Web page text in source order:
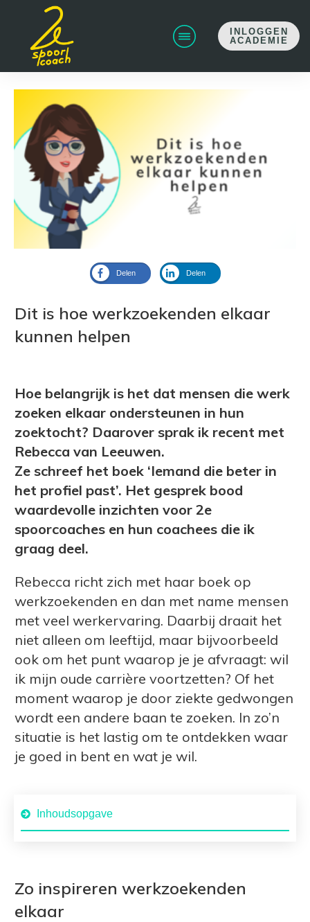
INLOGGEN
ACADEMIE
Delen Delen
Dit is hoe werkzoekenden elkaar
kunnen helpen
Hoe belangrijk is het dat mensen die werk
zoeken elkaar ondersteunen in hun
zoektocht? Daarover sprak ik recent met
Rebecca van Leeuwen.
Ze schreef het boek ‘Iemand die beter in
het profiel past’. Het gesprek bood
waardevolle inzichten voor 2e
spoorcoaches en hun coachees die ik
graag deel.
Rebecca richt zich met haar boek op
werkzoekenden en dan met name mensen
met veel werkervaring. Daarbij draait het
niet alleen om leeftijd, maar bijvoorbeeld
ook om het punt waarop je je afvraagt: wil
ik mijn oude carrière voortzetten? Of het
moment waarop je door ziekte gedwongen
wordt een andere baan te zoeken. In zo’n
situatie is het lastig om te ontdekken waar
je goed in bent en wat je wil.
Inhoudsopgave
Zo inspireren werkzoekenden
elkaar